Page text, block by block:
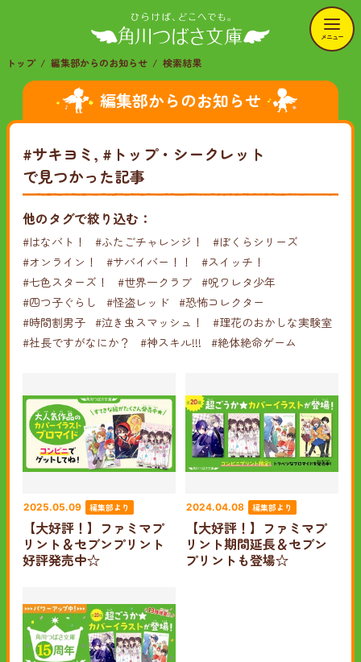
メニュー
トップ 編集部からのお知らせ 検索結果
編集部からのお知らせ
#サキヨミ, #トップ・シークレット
で見つかった記事
他のタグで絞り込む：
#はなバト！ #ふたごチャレンジ！
#ぼくらシリーズ
#オンライン！
#サバイバー！！
#スイッチ！
#七色スターズ！
#世界一クラブ #呪ワレタ少年
#四つ子ぐらし
#怪盗レッド #恐怖コレクター
#時間割男子 #泣き虫スマッシュ！
#理花のおかしな実験室
#社長ですがなにか？
#神スキル!!! #絶体絶命ゲーム
2025.05.09 編集部より
【大好評！】ファミマプ
リント＆セブンプリント
好評発売中☆
2024.04.08 編集部より
【大好評！】ファミマプ
リント期間延長＆セブン
プリントも登場☆